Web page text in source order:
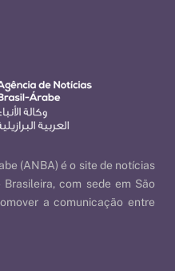
(ANBA) é o site de notícias
com sede em São
a comunicação entre